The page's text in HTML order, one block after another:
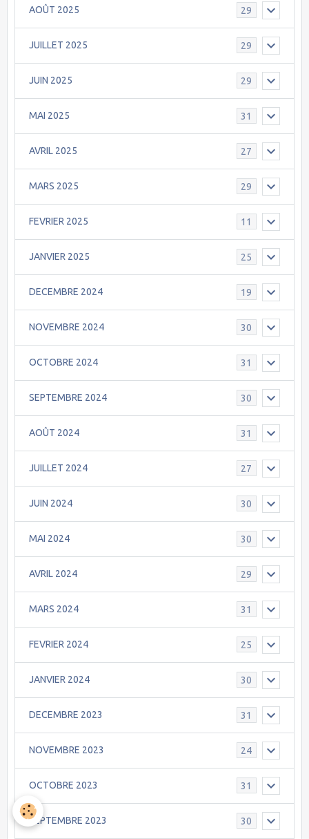
AOÛT 2025 29
JUILLET 2025 29
JUIN 2025 29
MAI 2025 31
AVRIL 2025 27
MARS 2025 29
FEVRIER 2025 11
JANVIER 2025 25
DECEMBRE 2024 19
NOVEMBRE 2024 30
OCTOBRE 2024 31
SEPTEMBRE 2024 30
AOÛT 2024 31
JUILLET 2024 27
JUIN 2024 30
MAI 2024 30
AVRIL 2024 29
MARS 2024 31
FEVRIER 2024 25
JANVIER 2024 30
DECEMBRE 2023 31
NOVEMBRE 2023 24
OCTOBRE 2023 31
SEPTEMBRE 2023 30